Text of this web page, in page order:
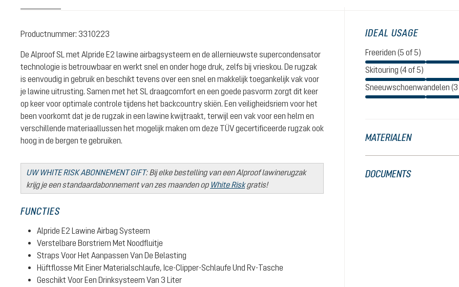
Productnummer: 3310223
De Alproof SL met Alpride E2 lawine airbagsysteem en de allernieuwste supercondensator
technologie is betrouwbaar en werkt snel en onder hoge druk, zelfs bij vrieskou. De rugzak
is eenvoudig in gebruik en beschikt tevens over een snel en makkelijk toegankelijk vak voor
je lawine uitrusting. Samen met het SL draagcomfort en een goede pasvorm zorgt dit keer
op keer voor optimale controle tijdens het backcountry skiën. Een veiligheidsriem voor het
been voorkomt dat je de rugzak in een lawine kwijtraakt, terwijl een vak voor een helm en
verschillende materiaallussen het mogelijk maken om deze TÜV gecertificeerde rugzak ook
hoog in de bergen te gebruiken.
UW WHITE RISK ABONNEMENT GIFT: Bij elke bestelling van een Alproof lawinerugzak
krijg je een standaardabonnement van zes maanden op White Riskgratis!
FUNCTIES
Alpride E2 Lawine Airbag Systeem
Verstelbare Borstriem Met Noodfluitje
Straps Voor Het Aanpassen Van De Belasting
Hüftflosse Mit Einer Materialschlaufe, Ice-Clipper-Schlaufe Und Rv-Tasche
Geschikt Voor Een Drinksysteem Van 3 Liter
IDEAL USAGE
Freeriden (5 of 5)
Skitouring (4 of 5)
Sneeuwschoenwandelen
MATERIALEN
DOCUMENTS